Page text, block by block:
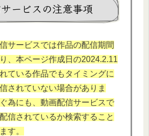
ービスの注意事項
サービスでは作品の配信期間
、本ページ作成日の2024.2.11
ている作品でもタイミングに
されていない場合がありま
為にも、動画配信サービスで
信されているか検索すること
す。